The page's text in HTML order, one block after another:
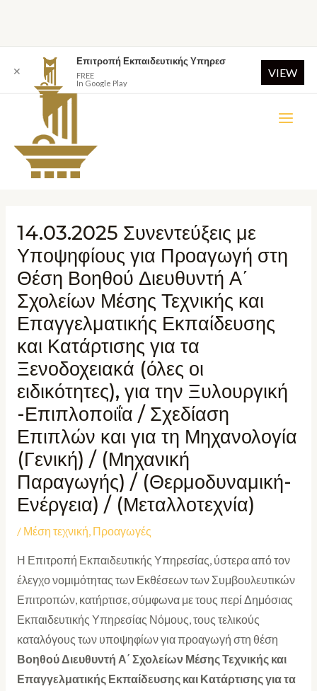
14.03.2025 Συνεντεύξεις με
Υποψηφίους για Προαγωγή στη
Θέση Βοηθού Διευθυντή Α΄
Σχολείων Μέσης Τεχνικής και
Επαγγελματικής Εκπαίδευσης
και Κατάρτισης για τα
Ξενοδοχειακά (όλες οι
ειδικότητες), για την Ξυλουργική
-Επιπλοποιΐα / Σχεδίαση
Επιπλών και για τη Μηχανολογία
(Γενική) / (Μηχανική
Παραγωγής) / (Θερμοδυναμική-
Ενέργεια) / (Μεταλλοτεχνία)
/ Μέση τεχνική, Προαγωγές
Η Επιτροπή Εκπαιδευτικής Υπηρεσίας, ύστερα από τον
έλεγχο νομιμότητας των Εκθέσεων των Συμβουλευτικών
Επιτροπών, κατήρτισε, σύμφωνα με τους περί Δημόσιας
Εκπαιδευτικής Υπηρεσίας Νόμους, τους τελικούς
καταλόγους των υποψηφίων για προαγωγή στη θέση
ΒοηθούΔιευθυντή Α΄ Σχολείων Μέσης Τεχνικής και
Επαγγελματικής Εκπαίδευσης και Κατάρτισης για τα
✕
Επιτροπή Εκπαιδευτικής Υπηρεσ
FREE
In Google Play
VIEW